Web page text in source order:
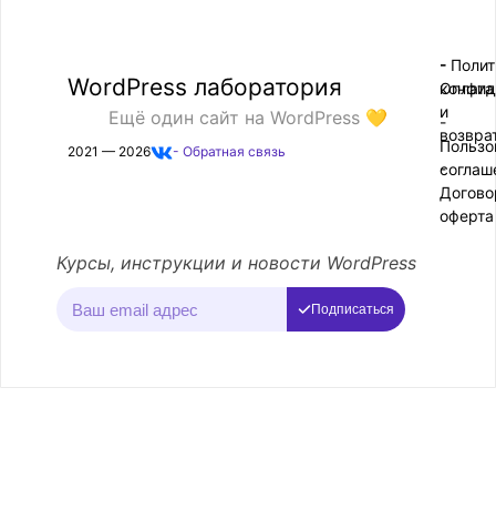
WordPress лаборатория
Ещё один сайт на WordPress 💛
2021 — 2026 - Обратная связь
-
-
-
Оплата
и
-
оферта
Курсы, инструкции и новости WordPress
Подписаться